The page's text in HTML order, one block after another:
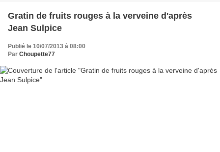
Gratin de fruits rouges à la verveine d'après
Jean Sulpice
Publié le 10/07/2013 à 08:00
Par Choupette77